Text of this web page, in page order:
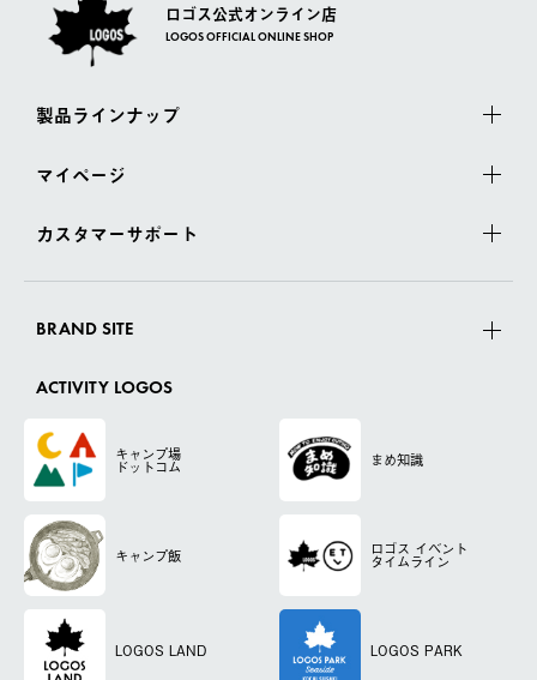
ロゴス公式オンライン店
LOGOS OFFICIAL ONLINE SHOP
製品ラインナップ
マイページ
カスタマーサポート
BRAND SITE
ACTIVITY LOGOS
キャンプ場
ドットコム まめ知識
キャンプ飯 ロゴス イベント
タイムライン
LOGOS LAND LOGOS PARK